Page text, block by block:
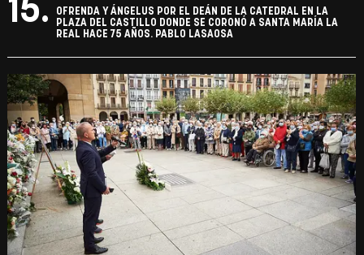
15.
OFRENDA Y ÁNGELUS POR EL DEÁN DE LA CATEDRAL EN LA
PLAZA DEL CASTILLO DONDE SE CORONÓ A SANTA MARÍA LA
REAL HACE 75 AÑOS. PABLO LASAOSA